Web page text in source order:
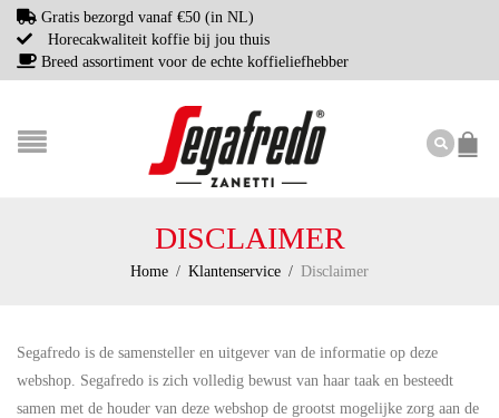
Gratis bezorgd vanaf €50 (in NL)
Horecakwaliteit koffie bij jou thuis
Breed assortiment voor de echte koffieliefhebber
DISCLAIMER
Home / Klantenservice / Disclaimer
Segafredo is de samensteller en uitgever van de informatie op deze
webshop. Segafredo is zich volledig bewust van haar taak en besteedt
samen met de houder van deze webshop de grootst mogelijke zorg aan de